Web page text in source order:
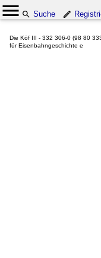
Suche
Die Köf III - 332 306-0 (98 80
für Eisenbahngeschichte e